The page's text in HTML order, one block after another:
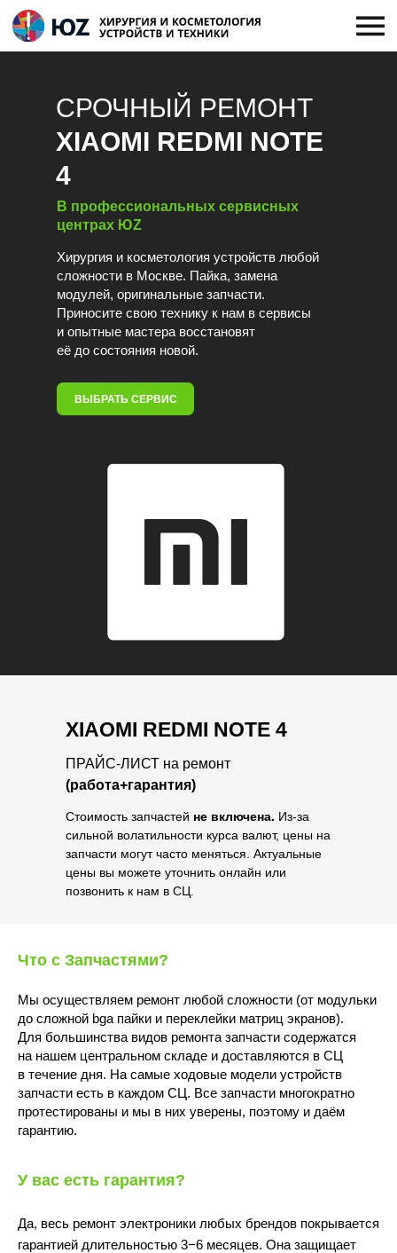
Хирургия и косметология устройств любой
сложности в Москве. Пайка, замена
модулей, оригинальные запчасти.
Приносите свою технику к нам в сервисы
и опытные мастера восстановят
её до состояния новой.
В профессиональных сервисных
центрах ЮZ
ВЫБРАТЬ СЕРВИС
СРОЧНЫЙ РЕМОНТ
XIAOMI REDMI NOTE
4
XIAOMI REDMI NOTE 4
ПРАЙС-ЛИСТ на ремонт
(работа+гарантия)
Стоимость запчастей не включена. Из-за
сильной волатильности курса валют, цены на
запчасти могут часто меняться. Актуальные
цены вы можете уточнить онлайн или
позвонить к нам в СЦ.
Что с Запчастями?
Мы осуществляем ремонт любой сложности (от модульки
до сложной bga пайки и переклейки матриц экранов).
Для большинства видов ремонта запчасти содержатся
на нашем центральном складе и доставляются в СЦ
в течение дня. На самые ходовые модели устройств
запчасти есть в каждом СЦ. Все запчасти многократно
протестированы и мы в них уверены, поэтому и даём
гарантию.
У вас есть гарантия?
Да, весь ремонт электроники любых брендов покрывается
гарантией длительностью 3−6 месяцев. Она защищает